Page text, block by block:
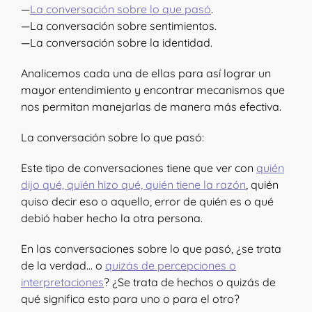
—La conversación sobre lo que pasó.
—La conversación sobre sentimientos.
—La conversación sobre la identidad.
Analicemos cada una de ellas para así lograr un
mayor entendimiento y encontrar mecanismos que
nos permitan manejarlas de manera más efectiva.
La conversación sobre lo que pasó:
Este tipo de conversaciones tiene que ver con quién
dijo qué, quién hizo qué, quién tiene la razón, quién
quiso decir eso o aquello, error de quién es o qué
debió haber hecho la otra persona.
En las conversaciones sobre lo que pasó, ¿se trata
de la verdad… o quizás de percepciones o
interpretaciones? ¿Se trata de hechos o quizás de
qué significa esto para uno o para el otro?